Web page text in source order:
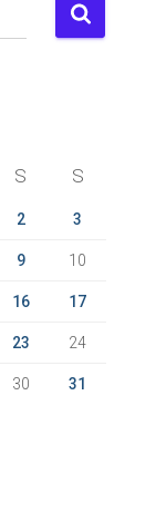
S S
2 3
9 10
16 17
23 24
30
31